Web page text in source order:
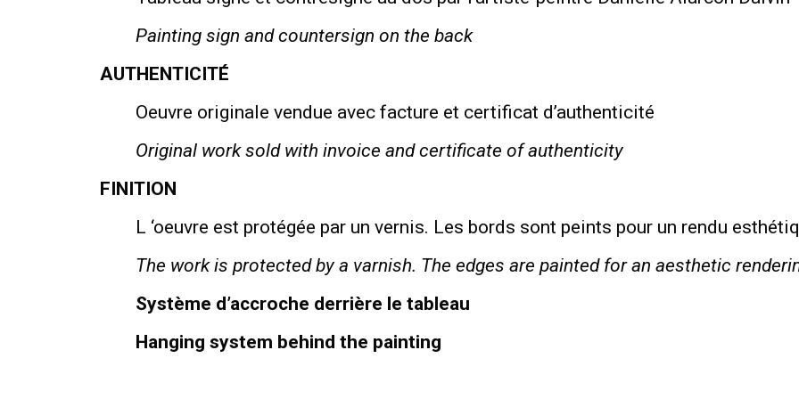
Painting sign and countersign on the back
AUTHENTICITÉ
Oeuvre originale vendue avec facture et certificat d’authenticité
Original work sold with invoice and certificate of authenticity
FINITION
L ‘oeuvre est protégée par un vernis. Les bords sont peints pour un rendu
The work is protected by a varnish. The edges are painted for an aesthetic
Système d’accroche derrière le tableau
Hanging system behind the painting